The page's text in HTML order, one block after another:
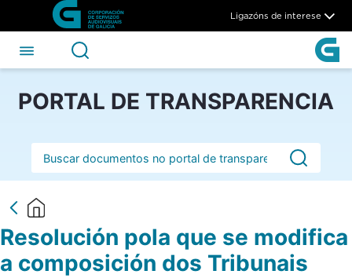
Skip to Main Content
Resolución pola que seLigazóns de interese
PORTAL DE TRANSPARENCIA
Barra de busca
Resolución pola que se modifica
a composición dos Tribunais